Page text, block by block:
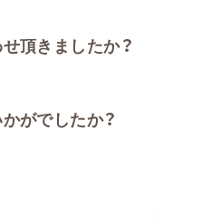
頂きましたか？
がでしたか？